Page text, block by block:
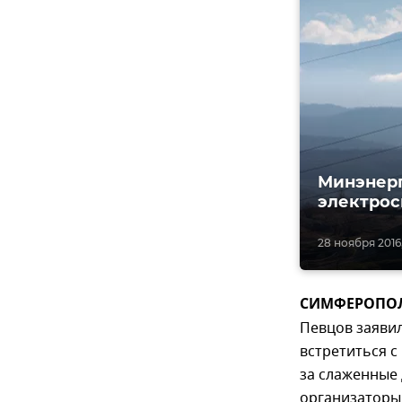
28 ноября 2016,
Певцов
встретиться
за